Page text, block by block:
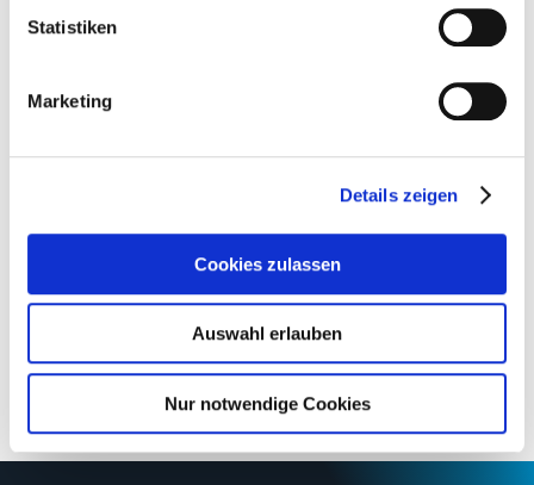
Statistiken
Marketing
Details zeigen
Cookies zulassen
Auswahl erlauben
Nur notwendige Cookies
E-Mail:mail[at]piega.ch